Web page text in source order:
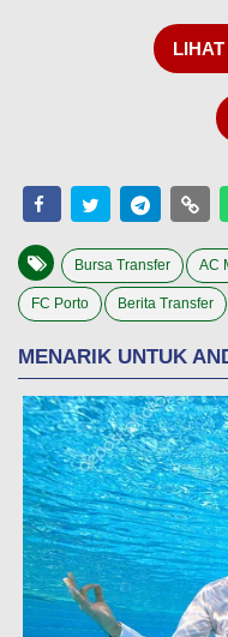
Bursa Transfer AC
FC Porto Berita Transfer